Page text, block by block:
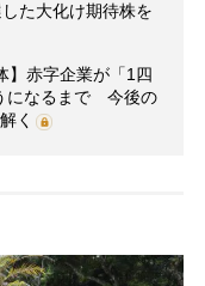
た大化け期待株を
】赤字企業が「1四
になるまで 今後の
く